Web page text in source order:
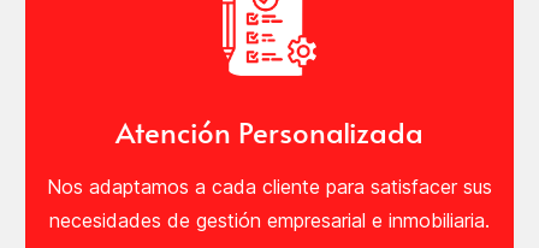
Atención Personalizada
Nos adaptamos a cada cliente para satisfacer sus
necesidades de gestión empresarial e inmobiliaria.